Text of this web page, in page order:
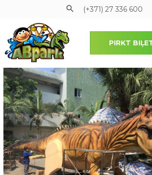
Pāriet uz galveno saturu
(+371) 27 336 600
PIRKT